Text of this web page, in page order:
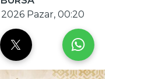
Pazar, 00:20